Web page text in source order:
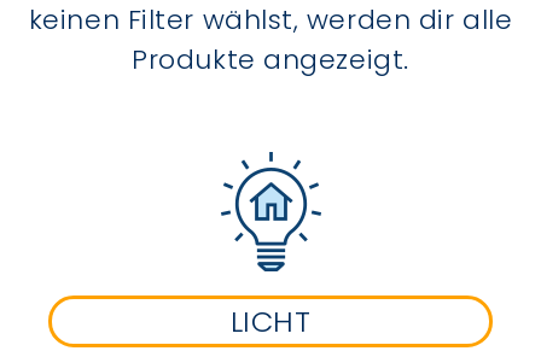
keinen Filter wählst, werden dir alle
Produkte angezeigt.
LICHT